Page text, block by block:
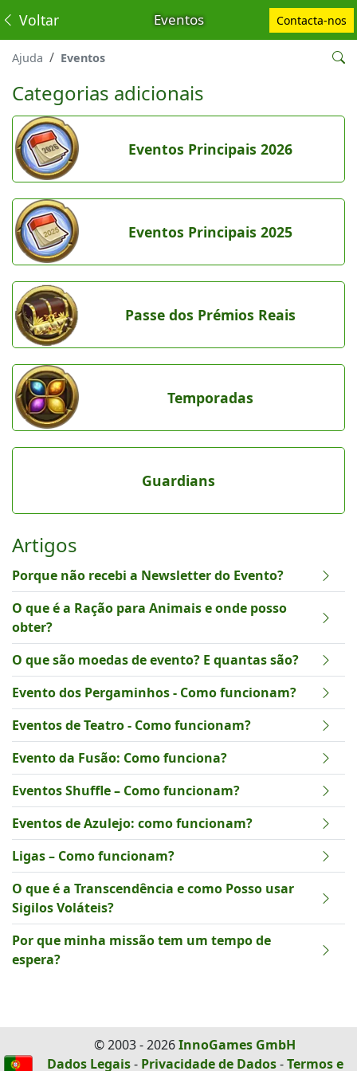
Eventos
Voltar Contacta-nos
Ajuda Eventos
Categorias adicionais
Eventos Principais 2026
Eventos Principais 2025
Passe dos Prémios Reais
Temporadas
Guardians
Artigos
Porque não recebi a Newsletter do Evento?
O que é a Ração para Animais e onde posso
obter?
O que são moedas de evento? E quantas são?
Evento dos Pergaminhos - Como funcionam?
Eventos de Teatro - Como funcionam?
Evento da Fusão: Como funciona?
Eventos Shuffle – Como funcionam?
Eventos de Azulejo: como funcionam?
Ligas – Como funcionam?
O que é a Transcendência e como Posso usar
Sigilos Voláteis?
Por que minha missão tem um tempo de
espera?
© 2003 - 2026InnoGames GmbH
Dados Legais- Privacidade de Dados-Termos e